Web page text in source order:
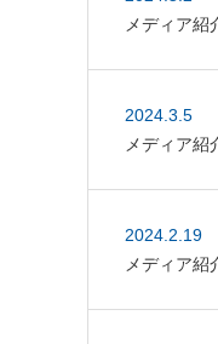
メディア紹
2024.3.5
メディア
2024.2.19
メディア紹